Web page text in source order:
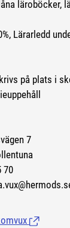
läroböcker,
plats i
7
(Länk till